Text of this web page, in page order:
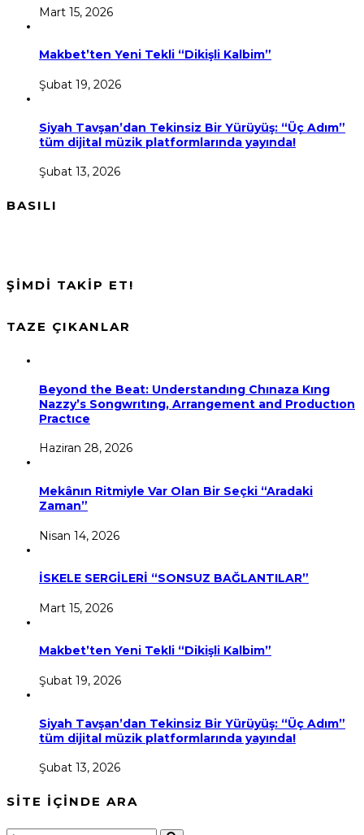
Mart 15, 2026
Makbet’ten Yeni Tekli “Dikişli Kalbim”
Şubat 19, 2026
Siyah Tavşan’dan Tekinsiz Bir Yürüyüş: “Üç Adım”
tüm dijital müzik platformlarında yayında!
Şubat 13, 2026
BASILI
ŞİMDİ TAKİP ET!
TAZE ÇIKANLAR
Beyond the Beat: Understandıng Chınaza Kıng
Nazzy’s Songwrıtıng, Arrangement and Productıon
Practıce
Haziran 28, 2026
Mekânın Ritmiyle Var Olan Bir Seçki “Aradaki
Zaman”
Nisan 14, 2026
İSKELE SERGİLERİ “SONSUZ BAĞLANTILAR”
Mart 15, 2026
Makbet’ten Yeni Tekli “Dikişli Kalbim”
Şubat 19, 2026
Siyah Tavşan’dan Tekinsiz Bir Yürüyüş: “Üç Adım”
tüm dijital müzik platformlarında yayında!
Şubat 13, 2026
SİTE İÇİNDE ARA